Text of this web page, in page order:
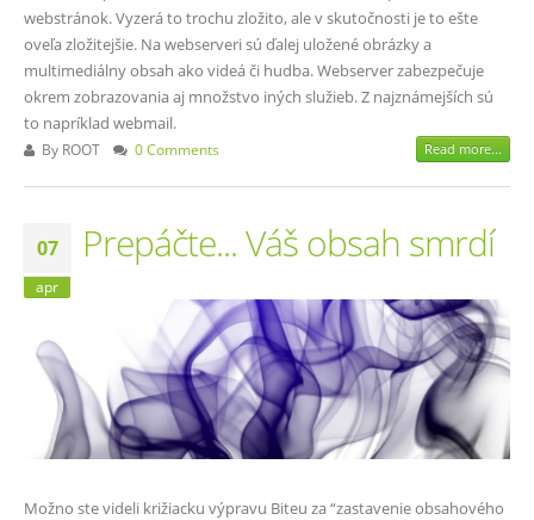
webstránok. Vyzerá to trochu zložito, ale v skutočnosti je to ešte
oveľa zložitejšie. Na webserveri sú ďalej uložené obrázky a
multimediálny obsah ako videá či hudba. Webserver zabezpečuje
okrem zobrazovania aj množstvo iných služieb. Z najznámejších sú
to napríklad webmail.
By ROOT 0 Comments Read more...
07
apr
Prepáčte... Váš obsah smrdí
Možno ste videli križiacku výpravu Biteu za “zastavenie obsahového